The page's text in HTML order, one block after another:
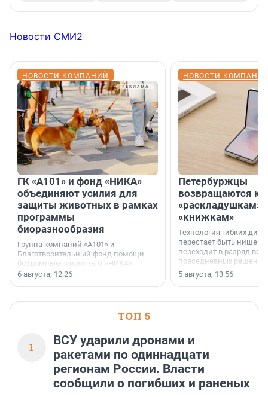
Новости СМИ2
НОВОСТИ КОМПАНИЙ
ГК «А101» и фонд «НИКА»
объединяют усилия для
защиты животных в рамках
программы
биоразнообразия
Группа компаний «А101» и
Благотворительный фонд помощи
бездомным животным «НИКА»
заключили соглашение о
6 августа, 12:26
НОВОСТИ
Петербуржцы
возвращаются к
«раскладушкам»
«книжкам»
Технология гибких
перестает быть
переходит в разряд
повседневных
5 августа, 13:56
ТОП 5
1
ВСУ ударили дронами и
ракетами по одиннадцати
регионам России. Власти
сообщили о погибших и раненых